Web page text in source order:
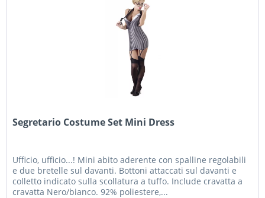
Segretario Costume Set Mini Dress
Ufficio, ufficio...! Mini abito aderente con spalline regolabili
e due bretelle sul davanti. Bottoni attaccati sul davanti e
colletto indicato sulla scollatura a tuffo. Include cravatta a
cravatta Nero/bianco. 92% poliestere,...